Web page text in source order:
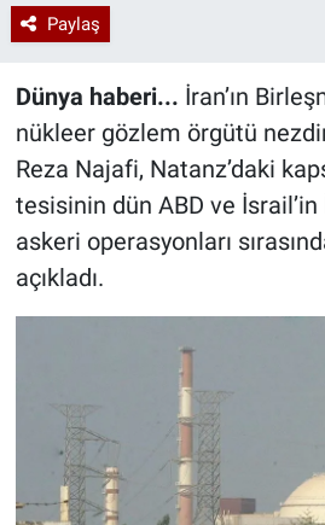
Paylaş
Dünya haberi... İran’ın
nükleer gözlem örgütü
Reza Najafi, Natanz’daki
tesisinin dün ABD ve İsrail’in
askeri operasyonları
açıkladı.
Ramazan